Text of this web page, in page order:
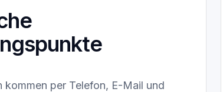
kommen per Telefon, E-Mail und